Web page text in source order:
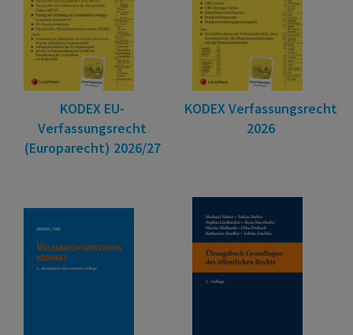
KODEX EU-
Verfassungsrecht
(Europarecht) 2026/27
KODEX Verfassungsrecht
2026